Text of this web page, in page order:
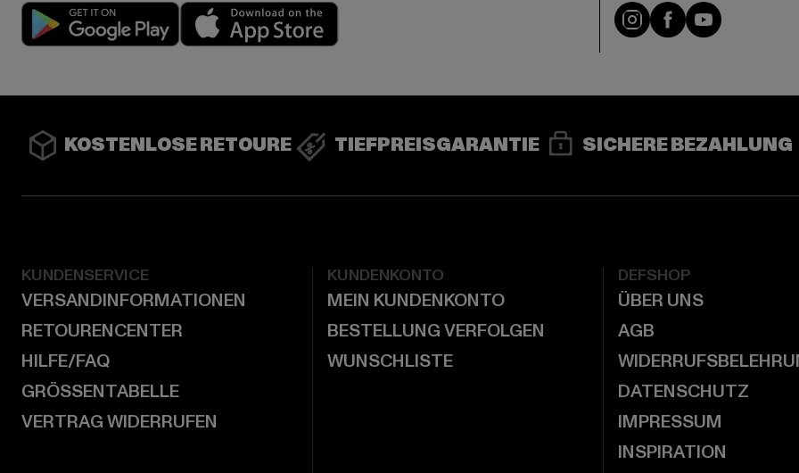
Play market Instagram
FacebookYouTube
KOSTENLOSE RETOURE TIEFPREISGARANTIE SICHERE BEZAHLUNG
KUNDENSERVICE
VERSANDINFORMATIONEN
RETOURENCENTER
HILFE/FAQ
GRÖSSENTABELLE
VERTRAG WIDERRUFEN
KUNDENKONTO
MEIN KUNDENKONTO
BESTELLUNG VERFOLGEN
WUNSCHLISTE
DEFSHOP
ÜBER UNS
AGB
DATENSCHUTZ
IMPRESSUM
INSPIRATION